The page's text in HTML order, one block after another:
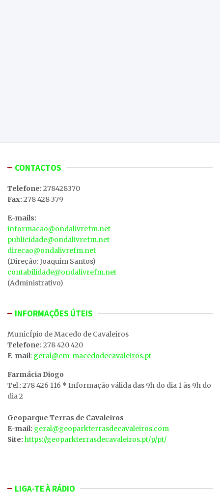
CONTACTOS
Telefone: 278428370
Fax: 278 428 379
E-mails:
informacao@ondalivrefm.net
publicidade@ondalivrefm.net
direcao@ondalivrefm.net
(Direção: Joaquim Santos)
contabilidade@ondalivrefm.net
(Administrativo)
INFORMAÇÕES ÚTEIS
MunicÍpio de Macedo de Cavaleiros
Telefone: 278 420 420
E-mail: geral@cm-macedodecavaleiros.pt
Farmácia Diogo
Tel.: 278 426 116 * Informação válida das 9h do dia 1 às 9h do
dia 2
Geoparque Terras de Cavaleiros
E-mail: geral@geoparkterrasdecavaleiros.com
Site: https://geoparkterrasdecavaleiros.pt/p/pt/
LIGA-TE À RÁDIO